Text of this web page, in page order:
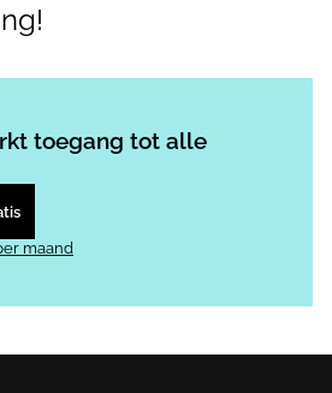
toegang tot alle
maand